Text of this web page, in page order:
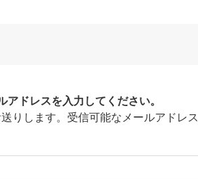
ドレスを入力してください。
りします。受信可能なメールアドレス